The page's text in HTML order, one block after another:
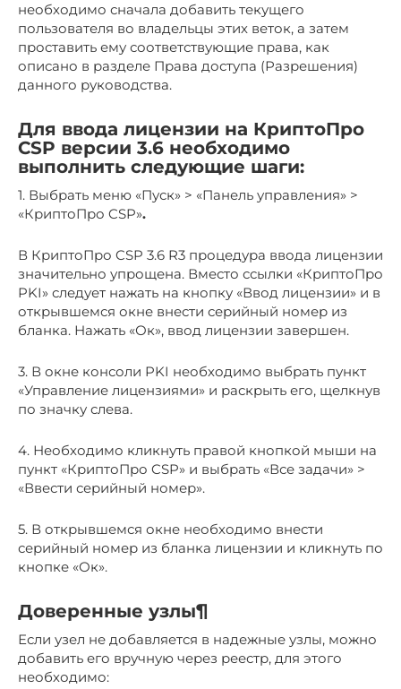
необходимо сначала добавить текущего
пользователя во владельцы этих веток, а затем
проставить ему соответствующие права, как
описано в разделе Права доступа (Разрешения)
данного руководства.
Для ввода лицензии на КриптоПро
CSP версии 3.6 необходимо
выполнить следующие шаги:
1. Выбрать меню «Пуск» > «Панель управления» >
«КриптоПро CSP».
В КриптоПро CSP 3.6 R3 процедура ввода лицензии
значительно упрощена. Вместо ссылки «КриптоПро
PKI» следует нажать на кнопку «Ввод лицензии» и в
открывшемся окне внести серийный номер из
бланка. Нажать «Ок», ввод лицензии завершен.
3. В окне консоли PKI необходимо выбрать пункт
«Управление лицензиями» и раскрыть его, щелкнув
по значку слева.
4. Необходимо кликнуть правой кнопкой мыши на
пункт «КриптоПро CSP» и выбрать «Все задачи» >
«Ввести серийный номер».
5. В открывшемся окне необходимо внести
серийный номер из бланка лицензии и кликнуть по
кнопке «Ок».
Доверенные узлы¶
Если узел не добавляется в надежные узлы, можно
добавить его вручную через реестр, для этого
необходимо: